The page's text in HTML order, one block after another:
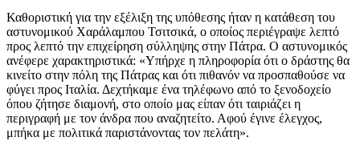
Καθοριστική για την εξέλιξη της υπόθεσης ήταν η κατάθεση του
αστυνομικού Χαράλαμπου Τσιτσικά, ο οποίος περιέγραψε λεπτό
προς λεπτό την επιχείρηση σύλληψης στην Πάτρα. Ο αστυνομικός
ανέφερε χαρακτηριστικά: «Υπήρχε η πληροφορία ότι ο δράστης θα
κινείτο στην πόλη της Πάτρας και ότι πιθανόν να προσπαθούσε να
φύγει προς Ιταλία. Δεχτήκαμε ένα τηλέφωνο από το ξενοδοχείο
όπου ζήτησε διαμονή, στο οποίο μας είπαν ότι ταιριάζει η
περιγραφή με τον άνδρα που αναζητείτο. Αφού έγινε έλεγχος,
μπήκα με πολιτικά παριστάνοντας τον πελάτη».